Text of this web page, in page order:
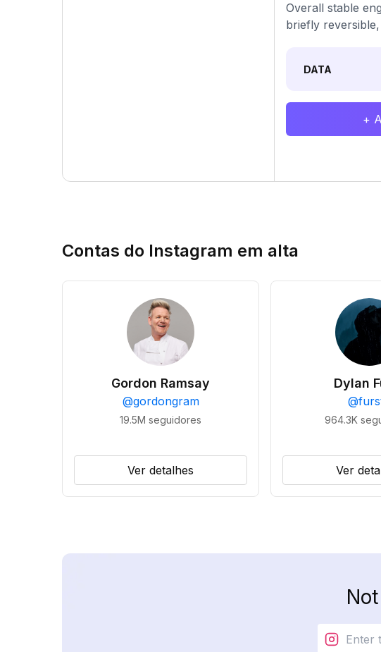
Overall stable
briefly
DATA
+
Contas do Instagram em alta
Gordon Ramsay
@gordongram
19.5M seguidores
Ver detalhes
Dylan
@
964.3K
Ver